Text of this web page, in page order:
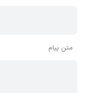
متن پیام